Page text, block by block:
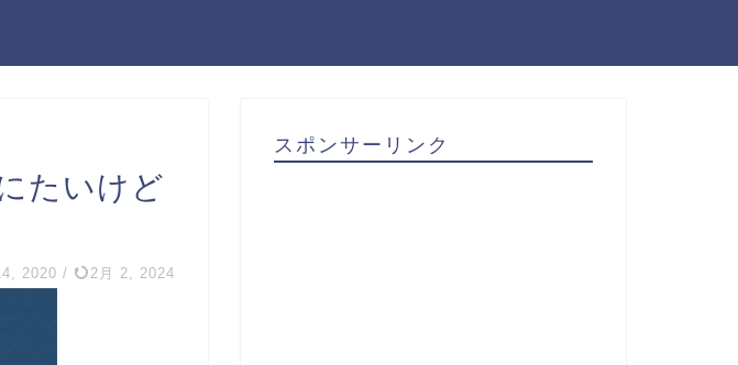
たいけど
2020 / 2月 2, 2024
スポンサーリンク